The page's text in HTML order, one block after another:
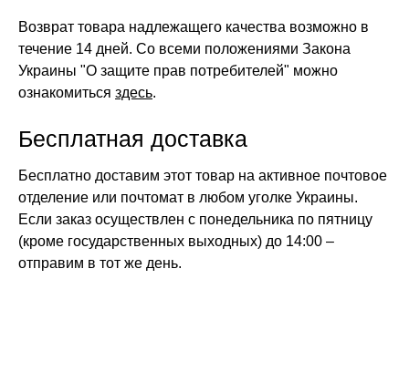
Возврат товара надлежащего качества возможно в
течение 14 дней. Со всеми положениями Закона
Украины "О защите прав потребителей" можно
ознакомиться здесь.
Бесплатная доставка
Бесплатно доставим этот товар на активное почтовое
отделение или почтомат в любом уголке Украины.
Если заказ осуществлен с понедельника по пятницу
(кроме государственных выходных) до 14:00 –
отправим в тот же день.